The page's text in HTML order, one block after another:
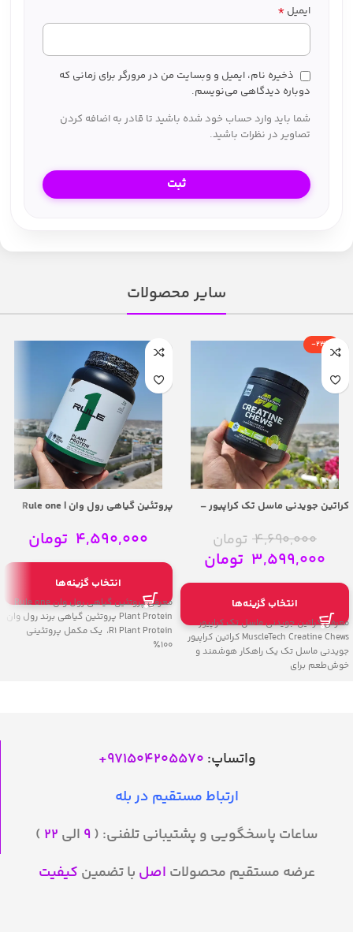
ایمیل *
ذخیره نام، ایمیل و وبسایت من در مرورگر برای زمانی که
دوباره دیدگاهی می‌نویسم.
شما باید وارد حساب خود شده باشید تا قادر به اضافه کردن
تصاویر در نظرات باشید.
سایر محصولات
-23%
کراتین جویدنی ماسل تک کراپیور –
4,690,000 تومان
3,599,000 تومان
انتخاب گزینه‌ها
معرفی کراتین جویدنی ماسل تک کراپیور
MuscleTech Creatine Chews کراتین کراپیور
جویدنی ماسل تک یک راهکار هوشمند و
خوش‌طعم برای
پروتئین گیاهی رول وان | Rule one
4,590,000 تومان
انتخاب گزینه‌ها
معرفی پروتئین گیاهی رول وان Rule one
Plant Protein پروتئین گیاهی برند رول وان
R1 Plant Protein، یک مکمل پروتئینی
100٪
واتساپ: 971504205570
+
ارتباط مستقیم در بله
ساعات پاسخگویی و پشتیبانی تلفنی: ( ۹ الی ۲۲ )
عرضه مستقیم محصولات اصل با تضمین کیفیت